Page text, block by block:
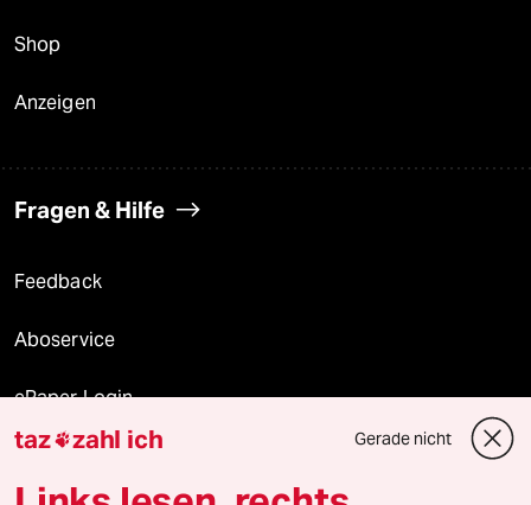
Shop
Anzeigen
Fragen & Hilfe
Feedback
Aboservice
ePaper Login
Downloads für Abonnierende
taz zahl ich Gerade nicht